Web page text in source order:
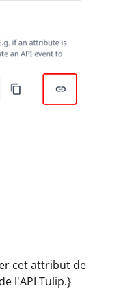
cet attribut de
l'API Tulip.}